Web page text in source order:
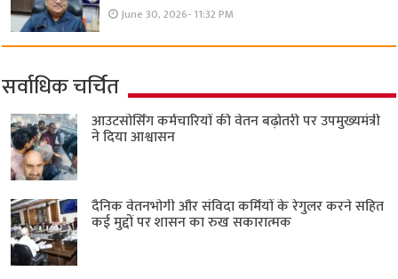
June 30, 2026- 11:32 PM
सर्वाधिक चर्चित
आउटसोर्सिंग कर्मचारियों की वेतन बढ़ोतरी पर उपमुख्यमंत्री
ने दिया आश्वासन
दैनिक वेतनभोगी और संविदा कर्मियों के रेगुलर करने सहित
कई मुद्दों पर शासन का रुख सकारात्मक